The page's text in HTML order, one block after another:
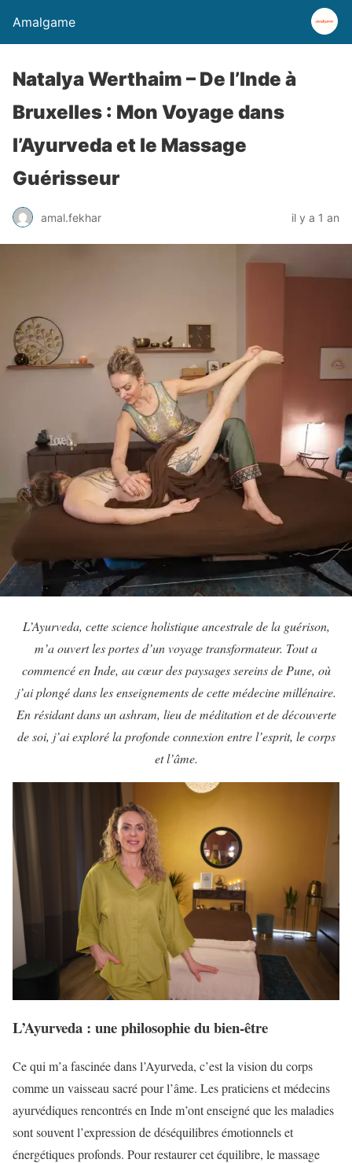
Amalgame
Natalya Werthaim – De l’Inde à
Bruxelles : Mon Voyage dans
l’Ayurveda et le Massage
Guérisseur
amal.fekhar il y a 1 an
L’Ayurveda, cette science holistique ancestrale de la guérison,
m’a ouvert les portes d’un voyage transformateur. Tout a
commencé en Inde, au cœur des paysages sereins de Pune, où
j’ai plongé dans les enseignements de cette médecine millénaire.
En résidant dans un ashram, lieu de méditation et de découverte
de soi, j’ai exploré la profonde connexion entre l’esprit, le corps
et l’âme.
L’Ayurveda : une philosophie du bien-être
Ce qui m’a fascinée dans l’Ayurveda, c’est la vision du corps
comme un vaisseau sacré pour l’âme. Les praticiens et médecins
ayurvédiques rencontrés en Inde m’ont enseigné que les maladies
sont souvent l’expression de déséquilibres émotionnels et
énergétiques profonds. Pour restaurer cet équilibre, le massage